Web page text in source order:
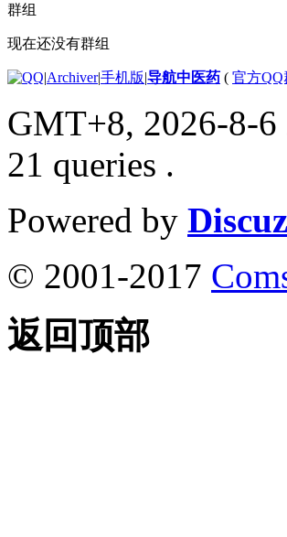
群组
现在还没有群组
|Archiver|手机版|导航中医药 ( 官方QQ
GMT+8, 2026-8-6
21 queries .
Powered by
© 2001-2017
返回顶部